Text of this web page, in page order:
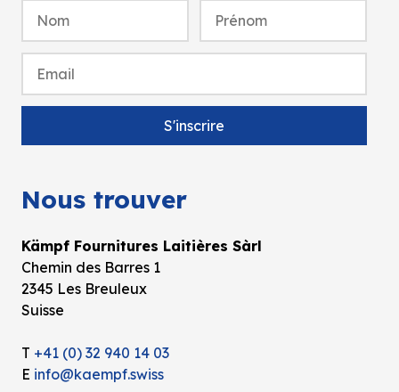
Nous trouver
Kämpf Fournitures Laitières Sàrl
Chemin des Barres 1
2345 Les Breuleux
Suisse
T +41 (0) 32 940 14 03
E info@kaempf.swiss